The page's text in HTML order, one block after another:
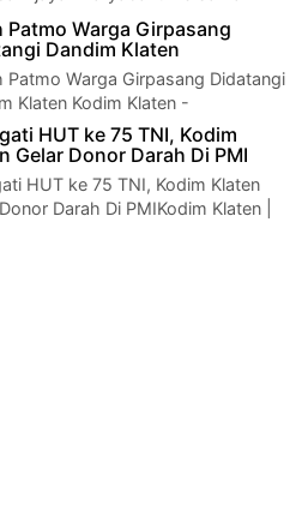
Dalam Pembuatan Saluran
Bersama Masyarak…
Patmo Warga Girpasang
Dandim Klaten
Patmo Warga Girpasang Didatangi
Klaten Kodim Klaten -
(Dandim) 0723 Klate…
HUT ke 75 TNI, Kodim
Gelar Donor Darah Di PMI
HUT ke 75 TNI, Kodim Klaten
Darah Di PMIKodim Klaten |